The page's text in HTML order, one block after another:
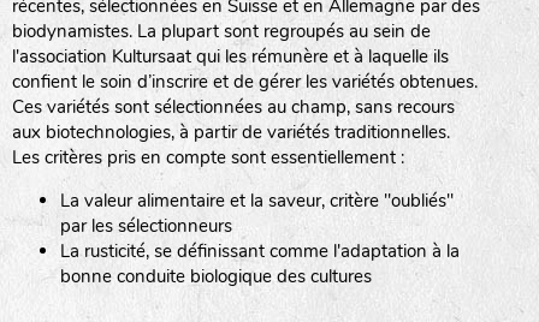
récentes, sélectionnées en Suisse et en Allemagne par des
biodynamistes. La plupart sont regroupés au sein de
l'association Kultursaat qui les rémunère et à laquelle ils
confient le soin d’inscrire et de gérer les variétés obtenues.
Ces variétés sont sélectionnées au champ, sans recours
aux biotechnologies, à partir de variétés traditionnelles.
Les critères pris en compte sont essentiellement :
La valeur alimentaire et la saveur, critère "oubliés"
par les sélectionneurs
La rusticité, se définissant comme l'adaptation à la
bonne conduite biologique des cultures
www.bolster.nl
GRAINE DEL PAÏS (GDP)
www.grainesdelpais.com
JARDIN EN’VIE (JEV)
LA BOITE A GRAINES (LBAG)
M: Moyen calibre
P: Petit calibre
Légumes racines
Plantes aromatiques